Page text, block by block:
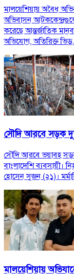
মালয়েশিয়ায় অবৈধ
অভিবাসন
করেছে আন্তর্জাতিক
অভিযোগ, অতিরিক্ত ভিড়,
সৌদি আরবে সড়ক
সৌদি আরবে ভয়াবহ সড়ক
বাংলাদেশি
হোসেন সুজন (২১)।
মালয়েশিয়ায়